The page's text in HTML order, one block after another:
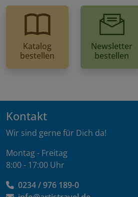
Katalog
bestellen
Newsletter
bestellen
Kontakt
Wir sind gerne für Dich da!
Montag - Freitag
8:00 - 17:00 Uhr
0234 / 976 189-0